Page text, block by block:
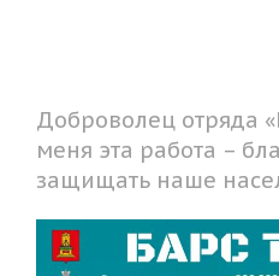
Доброволец отряда
меня эта работа –
защищать наше